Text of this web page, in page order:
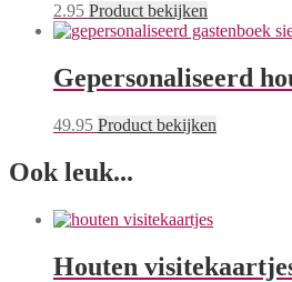
2.95 Product bekijken
Gepersonaliseerd
49.95 Product bekijken
Ook leuk...
Houten